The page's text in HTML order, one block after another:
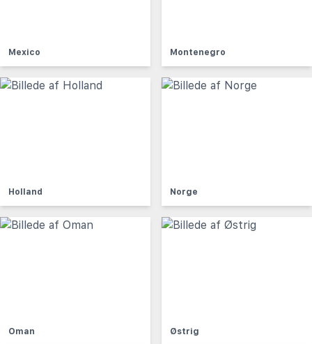
Mexico Montenegro
Holland Norge
Oman Østrig